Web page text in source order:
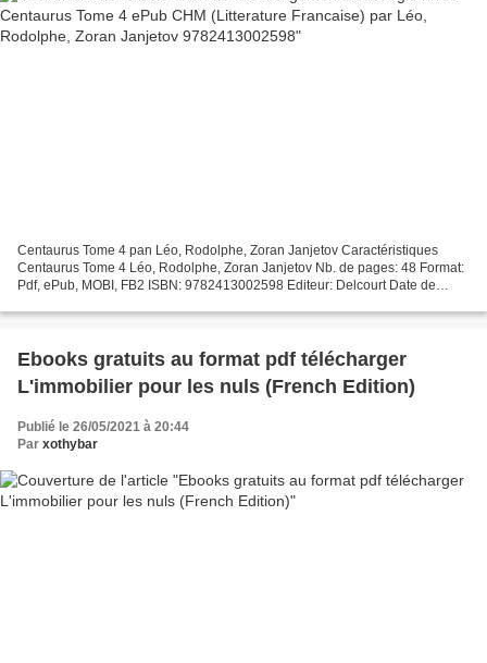
Centaurus Tome 4 pan Léo, Rodolphe, Zoran Janjetov Caractéristiques
Centaurus Tome 4 Léo, Rodolphe, Zoran Janjetov Nb. de pages: 48 Format:
Pdf, ePub, MOBI, FB2 ISBN: 9782413002598 Editeur: Delcourt Date de
Ebooks gratuits au format pdf télécharger
L'immobilier pour les nuls (French Edition)
Publié le 26/05/2021 à 20:44
Par xothybar